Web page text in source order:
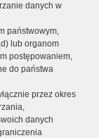
danych w
państwowym,
lub organom
postępowaniem,
do państwa
przez okres
danych